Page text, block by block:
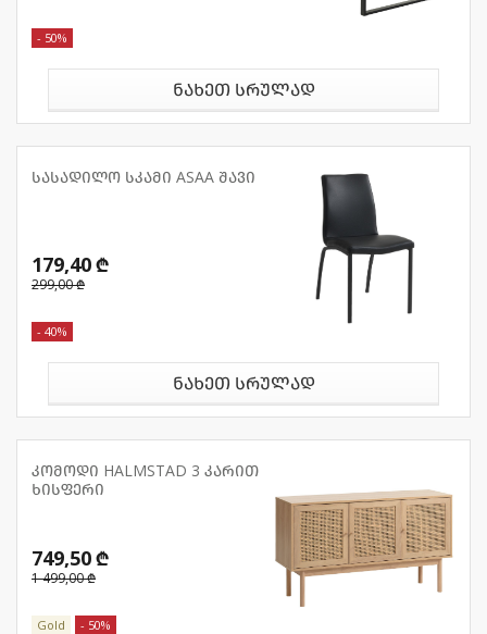
- 50%
ნახეთ სრულად
სასადილო სკამი ASAA შავი
179,40 ₾
299,00 ₾
- 40%
ნახეთ სრულად
კომოდი HALMSTAD 3 კარით
ხისფერი
749,50 ₾
1 499,00 ₾
Gold - 50%